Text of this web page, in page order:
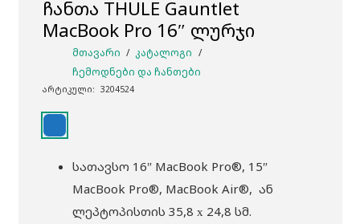
ჩანთა THULE Gauntlet
MacBook Pro 16″ ლურჯი
ᲛᲗᲐᲕᲐᲠᲘ / ᲙᲐᲢᲐᲚᲝᲒᲘ /
ᲩᲔᲛᲝᲓᲜᲔᲑᲘ ᲓᲐ ᲩᲐᲜᲗᲔᲑᲘ
არტიკული: 3204524
სათავსო 16″ MacBook Pro®, 15″
MacBook Pro®, MacBook Air®, ან
ლეპტოპისთის 35,8 х 24,8 სმ.